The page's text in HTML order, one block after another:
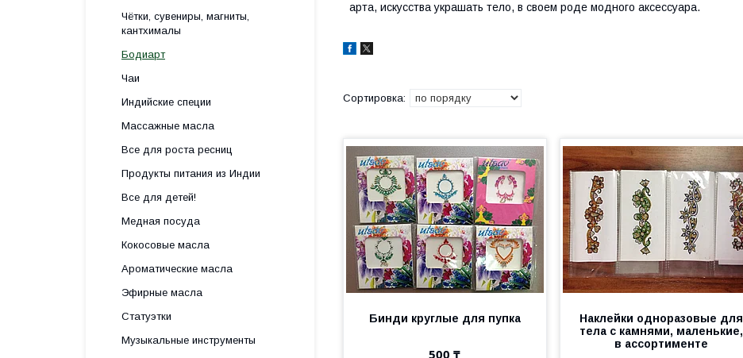
арта, искусства украшать тело, в своем роде модного аксессуара.
Бинди круглые для пупка
500 ₸
Наклейки одноразовые для
тела с камнями, маленькие,
в ассортименте
Чётки, сувениры, магниты,
кантхималы
Бодиарт
Чаи
Индийские специи
Массажные масла
Все для роста ресниц
Продукты питания из Индии
Все для детей!
Медная посуда
Кокосовые масла
Ароматические масла
Эфирные масла
Статуэтки
Музыкальные инструменты